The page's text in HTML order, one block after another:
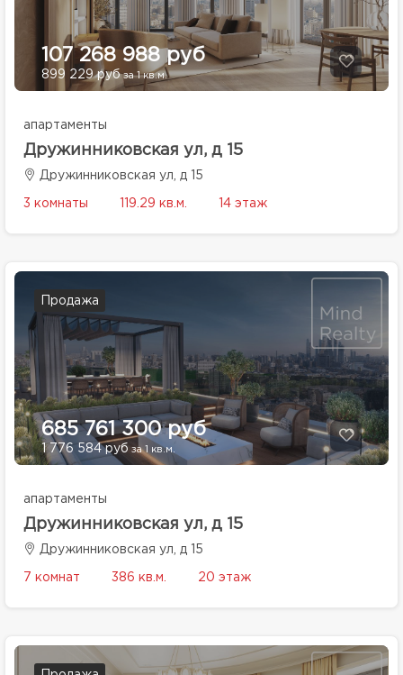
107 268 988 руб
899 229 рубза 1 кв.м.
апартаменты
Дружинниковская ул, д 15
Дружинниковская ул, д 15
3 комнаты 119.29 кв.м. 14 этаж
Продажа
685 761 300 руб
1 776 584 руб за 1 кв.м.
апартаменты
Дружинниковская ул, д 15
Дружинниковская ул, д 15
7 комнат 386 кв.м. 20 этаж